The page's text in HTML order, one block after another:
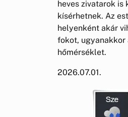
heves zivatarok is
kísérhetnek. Az
helyenként akár
fokot, ugyanakkor
hőmérséklet.
2026.07.01.